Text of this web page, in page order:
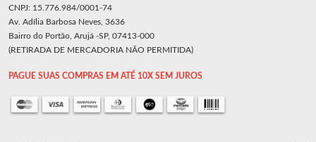
CNPJ: 15.776.984/0001-74
Av. Adília Barbosa Neves, 3636
Bairro do Portão, Arujá -SP, 07413-000
(RETIRADA DE MERCADORIA NÃO PERMITIDA)
PAGUE SUAS COMPRAS EM ATÉ 10X SEM JUROS